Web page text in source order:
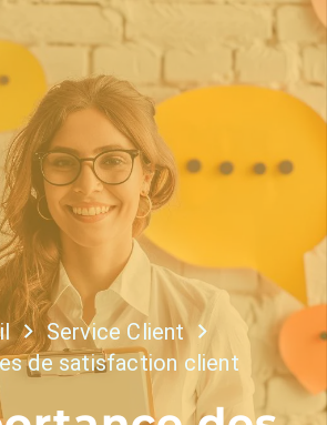
Service Client
de satisfaction client